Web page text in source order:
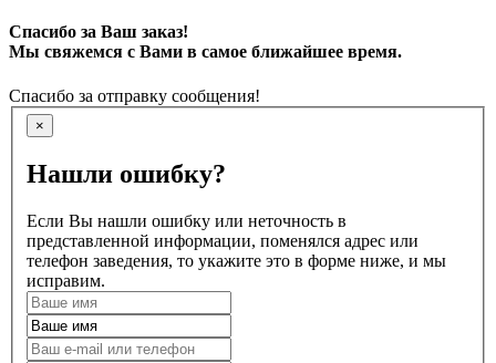
Спасибо за Ваш заказ!
Мы свяжемся с Вами в самое ближайшее время.
Спасибо за отправку сообщения!
×
Нашли ошибку?
Если Вы нашли ошибку или неточность в
представленной информации, поменялся адрес или
телефон заведения, то укажите это в форме ниже, и мы
исправим.